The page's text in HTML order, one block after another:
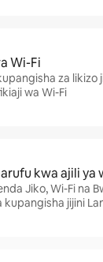
Wi-Fi
za likizo
wa Wi-Fi
kwa ajili ya
Jiko, Wi-Fi na
kupangisha jijini